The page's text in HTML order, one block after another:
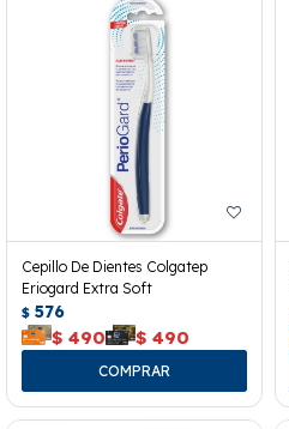
Cepillo De Dientes Colgatep
Eriogard Extra Soft
$ 576
$ 490 $ 490